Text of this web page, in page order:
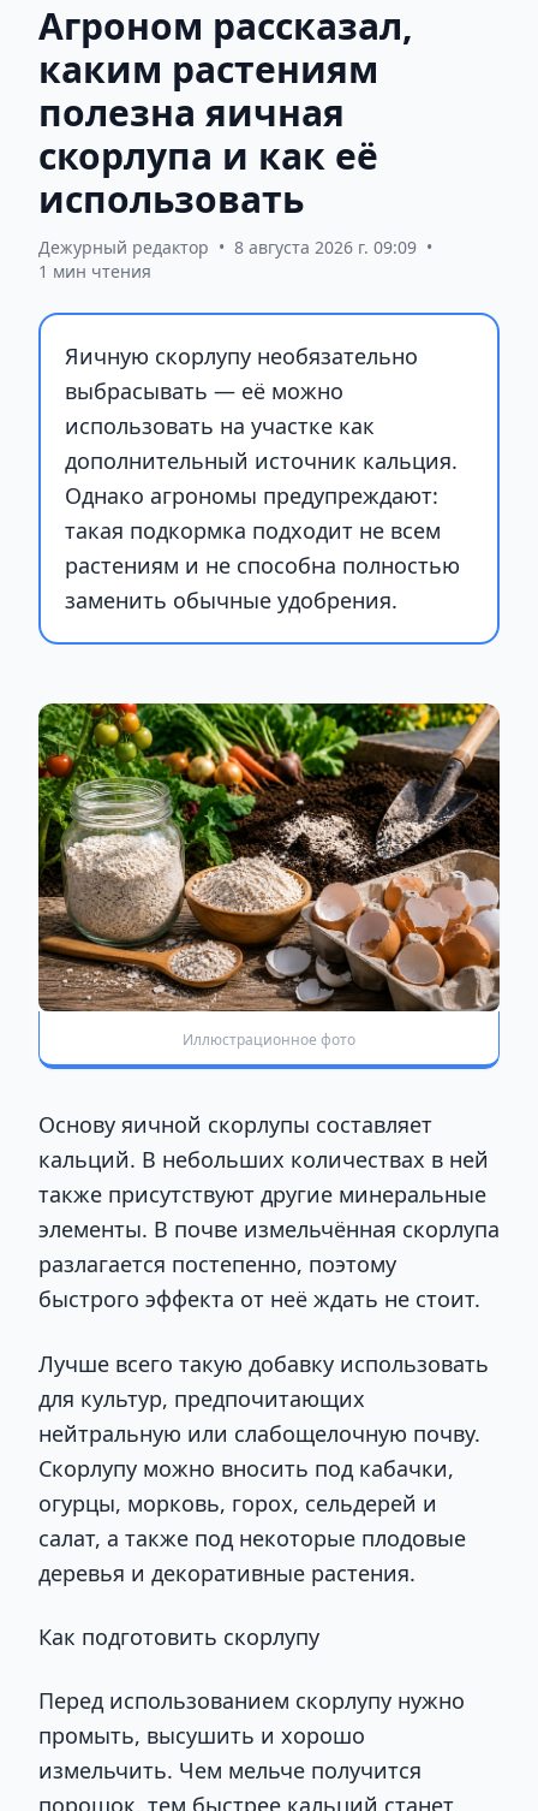
Агроном рассказал,
каким растениям
полезна яичная
скорлупа и как её
использовать
Дежурный редактор • 8 августа 2026 г. 09:09 •
1 мин чтения
Яичную скорлупу необязательно
выбрасывать — её можно
использовать на участке как
дополнительный источник кальция.
Однако агрономы предупреждают:
такая подкормка подходит не всем
растениям и не способна полностью
заменить обычные удобрения.
Иллюстрационное фото
Основу яичной скорлупы составляет
кальций. В небольших количествах в ней
также присутствуют другие минеральные
элементы. В почве измельчённая скорлупа
разлагается постепенно, поэтому
быстрого эффекта от неё ждать не стоит.
Лучше всего такую добавку использовать
для культур, предпочитающих
нейтральную или слабощелочную почву.
Скорлупу можно вносить под кабачки,
огурцы, морковь, горох, сельдерей и
салат, а также под некоторые плодовые
деревья и декоративные растения.
Как подготовить скорлупу
Перед использованием скорлупу нужно
промыть, высушить и хорошо
измельчить. Чем мельче получится